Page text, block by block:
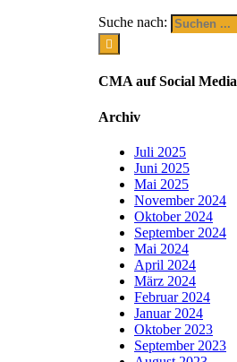
Suche nach:
CMA auf Social Media
Archiv
Juli 2025
Juni 2025
Mai 2025
November 2024
Oktober 2024
September 2024
Mai 2024
April 2024
März 2024
Februar 2024
Januar 2024
Oktober 2023
September 2023